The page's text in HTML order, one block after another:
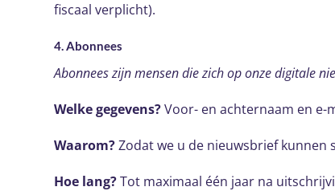
fiscaal verplicht).
4. Abonnees
Abonnees zijn mensen die zich op onze digitale
Welke gegevens?Voor- en achternaam en e-
Waarom?Zodat we u de nieuwsbrief kunnen
Hoe lang?Tot maximaal één jaar na